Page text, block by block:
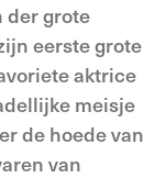
der grote
eerste grote
aktrice
meisje
de hoede van
van